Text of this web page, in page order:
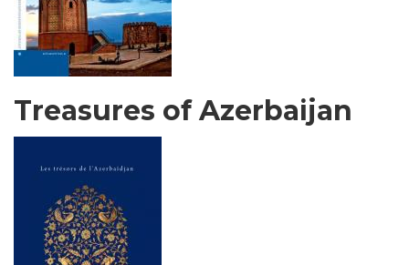
Treasures of Azerbaijan